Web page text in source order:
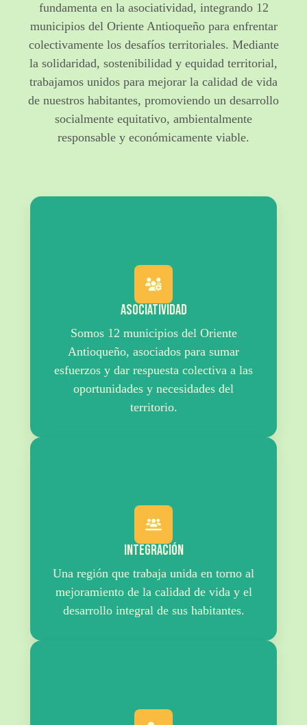
fundamenta en la asociatividad, integrando 12
municipios del Oriente Antioqueño para enfrentar
colectivamente los desafíos territoriales. Mediante
la solidaridad, sostenibilidad y equidad territorial,
trabajamos unidos para mejorar la calidad de vida
de nuestros habitantes, promoviendo un desarrollo
socialmente equitativo, ambientalmente
responsable y económicamente viable.
Asociatividad
Somos 12 municipios del Oriente
Antioqueño, asociados para sumar
esfuerzos y dar respuesta colectiva a las
oportunidades y necesidades del
territorio.
Integración
Una región que trabaja unida en torno al
mejoramiento de la calidad de vida y el
desarrollo integral de sus habitantes.